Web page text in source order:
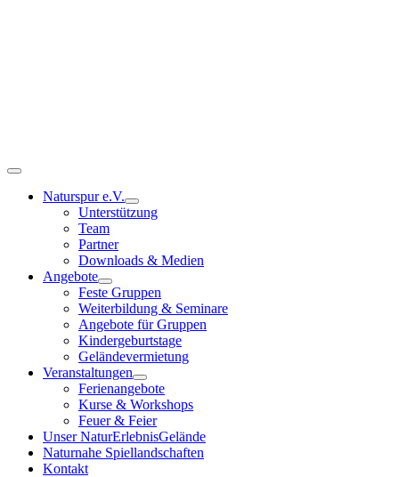
Toggle
NavigationNaturspur e.V.
Unterstützung
Team
Partner
Downloads & Medien
Angebote
Feste Gruppen
Weiterbildung & Seminare
Angebote für Gruppen
Kindergeburtstage
Geländevermietung
Veranstaltungen
Ferienangebote
Kurse & Workshops
Feuer & Feier
Unser NaturErlebnisGelände
Naturnahe Spiellandschaften
Kontakt